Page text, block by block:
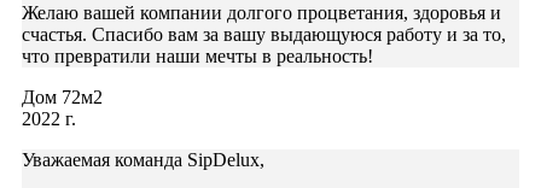
Желаю вашей компании долгого процветания, здоровья и
счастья. Спасибо вам за вашу выдающуюся работу и за то,
что превратили наши мечты в реальность!
Дом 72м2
2022 г.
Уважаемая команда SipDelux,